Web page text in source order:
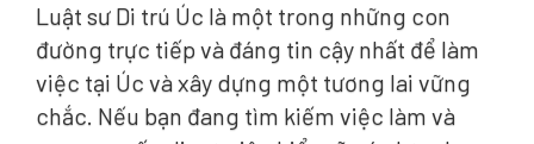
Luật sư Di trú Úc là một trong những con
đường trực tiếp và đáng tin cậy nhất để làm
việc tại Úc và xây dựng một tương lai vững
chắc. Nếu bạn đang tìm kiếm việc làm và